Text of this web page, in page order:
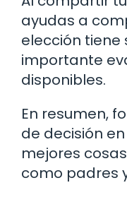
ayudas a
elección tiene
importante
disponibles.
En resumen,
de decisión
mejores
como padres